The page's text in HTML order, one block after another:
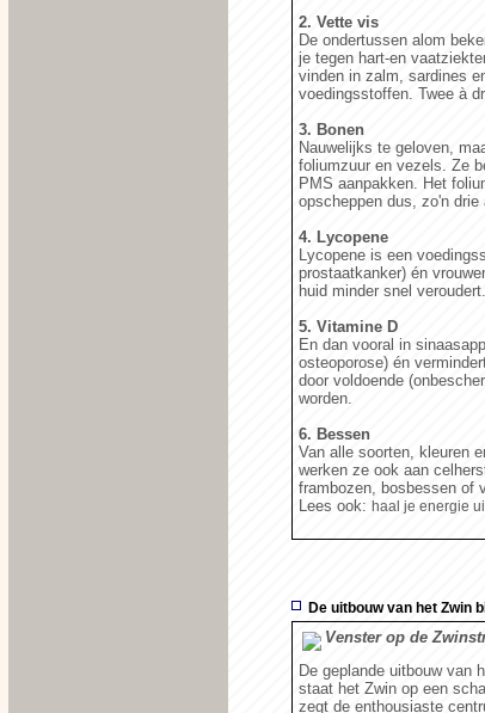
2. Vette vis
De ondertussen alom
je tegen hart-en
vinden in zalm, sardines
voedingsstoffen. Twee à
3. Bonen
Nauwelijks te geloven,
foliumzuur en vezels. Ze
PMS aanpakken. Het
opscheppen dus, zo'n drie
4. Lycopene
Lycopene is een
prostaatkanker) én
huid minder snel
5. Vitamine D
En dan vooral in
osteoporose) én
door voldoende
worden.
6. Bessen
Van alle soorten, kleuren
werken ze ook aan
frambozen, bosbessen of
Lees ook: haal je energie
De uitbouw van het Zwin
Venster op de
De geplande uitbouw van
staat het Zwin op een
zegt de enthousiaste